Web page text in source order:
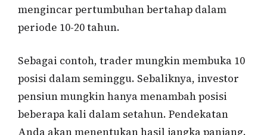
mengincar pertumbuhan bertahap dalam
periode 10-20 tahun.
Sebagai contoh, trader mungkin membuka 10
posisi dalam seminggu. Sebaliknya, investor
pensiun mungkin hanya menambah posisi
beberapa kali dalam setahun. Pendekatan
Anda akan menentukan hasil jangka panjang.